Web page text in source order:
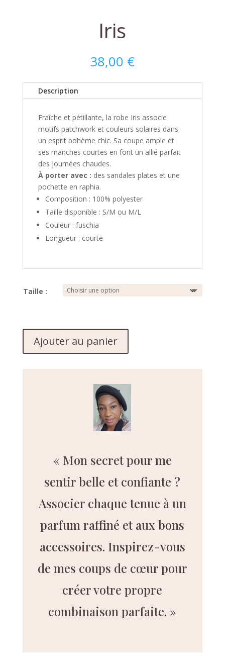
Iris
38,00 €
Description
Fraîche et pétillante, la robe Iris associe
motifs patchwork et couleurs solaires dans
un esprit bohème chic. Sa coupe ample et
ses manches courtes en font un allié parfait
des journées chaudes.
À porter avec : des sandales plates et une
pochette en raphia.
Composition : 100% polyester
Taille disponible : S/M ou M/L
Couleur : fuschia
Longueur : courte
Taille :
Ajouter au panier
« Mon secret pour me
sentir belle et confiante ?
Associer chaque tenue à un
parfum raffiné et aux bons
accessoires. Inspirez-vous
de mes coups de cœur pour
créer votre propre
combinaison parfaite. »